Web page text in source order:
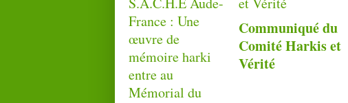
Communiqué du
Comité Harkis et
Vérité